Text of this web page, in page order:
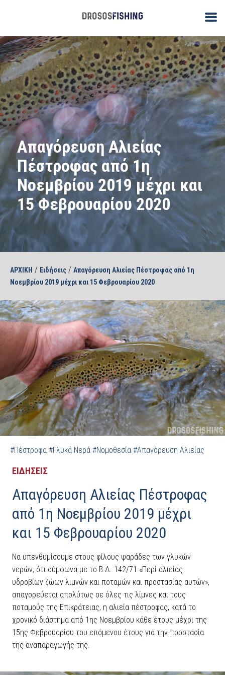
Απαγόρευση Αλιείας
Πέστροφας από 1η
Νοεμβρίου 2019 μέχρι και
15 Φεβρουαρίου 2020
ΑΡΧΙΚΗ / Ειδήσεις / Απαγόρευση Αλιείας Πέστροφας από 1η
Νοεμβρίου 2019 μέχρι και 15 Φεβρουαρίου 2020
#Πέστροφα #Γλυκά Νερά #Νομοθεσία #Απαγόρευση Αλιείας
ΕΙΔΗΣΕΙΣ
Απαγόρευση Αλιείας Πέστροφας
από 1η Νοεμβρίου 2019 μέχρι
και 15 Φεβρουαρίου 2020
Να υπενθυμίσουμε στους φίλους ψαράδες των γλυκών
νερών, ότι σύμφωνα με το Β.Δ. 142/71 «Περί αλιείας
υδροβίων ζώων λιμνών και ποταμών και προστασίας αυτών»,
απαγορεύεται απολύτως σε όλες τις λίμνες και τους
ποταμούς της Επικράτειας, η αλιεία πέστροφας, κατά το
χρονικό διάστημα από 1ης Νοεμβρίου κάθε έτους μέχρι της
15ης Φεβρουαρίου του επόμενου έτους για την προστασία
της αναπαραγωγής της.